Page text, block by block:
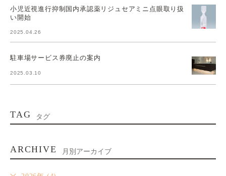
小児近視進行抑制国内承認薬リジュセアミニ点眼取り扱
い開始
2025.04.26
駐車場サービス券廃止の案内
2025.03.10
TAG タグ
ARCHIVE 月別アーカイブ